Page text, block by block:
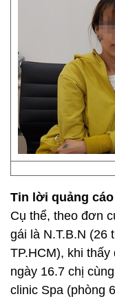
Tin lời quảng
Cụ thể, theo đơn
gái là N.T.B.N (26
TP.HCM), khi
ngày 16.7 chị
clinic Spa (phòng